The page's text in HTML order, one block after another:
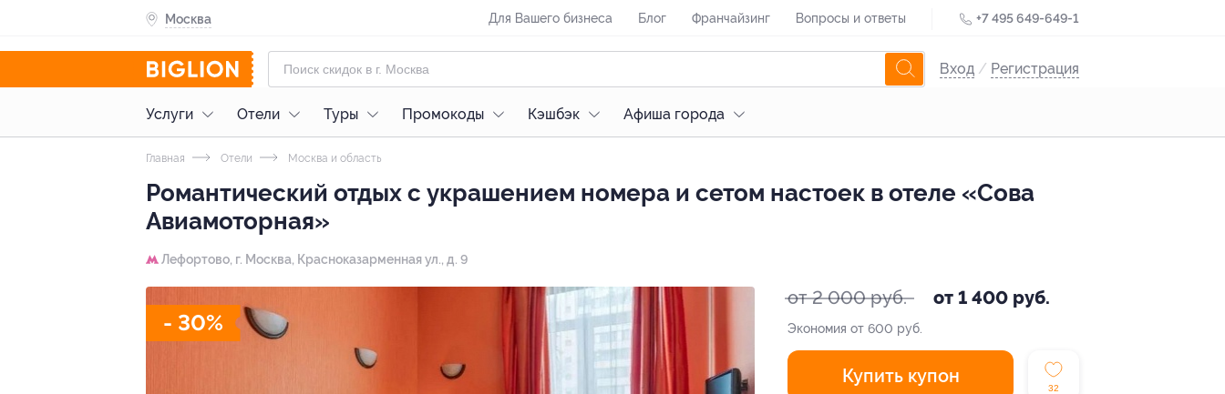
Москва Для Вашего бизнеса Блог Франчайзинг Вопросы и ответы +7 495 649-649-1
Вход / Регистрация
Услуги Отели Туры Промокоды Кэшбэк Афиша города
Главная Отели Москва и область
Романтический отдых с украшением номера и сетом настоек в отеле «Сова
Авиамоторная»
Лефортово, г. Москва, Красноказарменная ул., д. 9
- 30%
от 2 000 руб. от 1 400 руб.
Экономия от 600 руб.
Купить купон
32